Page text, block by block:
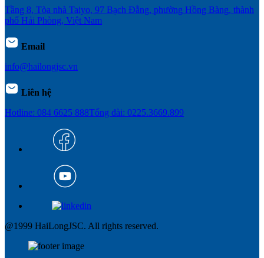
Tầng 8, Tòa nhà Taiyo, 97 Bạch Đằng, phường Hồng Bàng, thành
phố Hải Phòng, Việt Nam
Email
info@hailongjsc.vn
Liên hệ
Hotline: 084 6625 888Tổng đài: 0225.3669.899
@1999 HaiLongJSC. All rights reserved.